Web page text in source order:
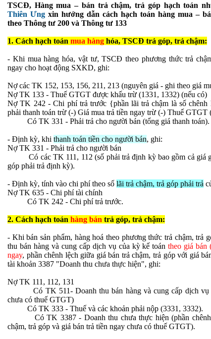
TSCĐ, Hàng mua – bán trả chậm, trả góp hạch toán
Thiên Ưng xin hướng dẫn cách hạch toán hàng mua –
theo Thông tư 200 và Thông tư 133
1. Cách hạch toán mua hàng hóa, TSCĐ trả góp, trả chậm:
- Khi mua hàng hóa, vật tư, TSCĐ theo phương thức trả
ngay cho hoạt động SXKD, ghi:
Nợ các TK 152, 153, 156, 211, 213 (nguyên giá - ghi theo giá
Nợ TK 133 - Thuế GTGT được khấu trừ (1331, 1332) (nếu có)
Nợ TK 242 - Chi phí trả trước {phần lãi trả chậm là số chênh
phải thanh toán trừ (-) Giá mua trả tiền ngay trừ (-) Thuế GTGT
Có TK 331 - Phải trả cho người bán (tổng giá thanh toán).
- Định kỳ, khi thanh toán tiền cho người bán, ghi:
Nợ TK 331 - Phải trả cho người bán
Có các TK 111, 112 (số phải trả định kỳ bao gồm cả giá
góp phải trả định kỳ).
- Định kỳ, tính vào chi phí theo số lãi trả chậm, trả góp phải trả
Nợ TK 635 - Chi phí tài chính
Có TK 242 - Chi phí trả trước.
2. Cách hạch toán hàng bán trả góp, trả chậm:
- Khi bán sản phẩm, hàng hoá theo phương thức trả chậm, trả
thu bán hàng và cung cấp dịch vụ của kỳ kế toántheo giá bán
ngay, phần chênh lệch giữa giá bán trả chậm, trả góp với giá
tài khoản 3387 "Doanh thu chưa thực hiện", ghi:
Nợ TK 111, 112, 131
Có TK 511- Doanh thu bán hàng và cung cấp dịch
chưa có thuế GTGT)
Có TK 333 - Thuế và các khoản phải nộp (3331, 3332).
Có TK 3387 - Doanh thu chưa thực hiện (phần
chậm, trả góp và giá bán trả tiền ngay chưa có thuế GTGT).